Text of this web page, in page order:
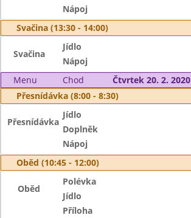
Nápoj
Svačina (13:30 - 14:00)
Svačina
Jídlo
Nápoj
Menu
Chod
Čtvrtek 20. 2. 2020
Přesnídávka (8:00 - 8:30)
Přesnídávka
Jídlo
Doplněk
Nápoj
Oběd (10:45 - 12:00)
Oběd
Polévka
Jídlo
Příloha